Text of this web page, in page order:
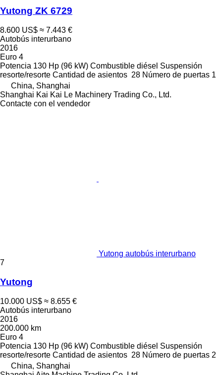
Yutong ZK 6729
8.600 US$ ≈ 7.443 €
Autobús interurbano
2016
Euro 4
Potencia 130 Hp (96 kW) Combustible diésel Suspensión
resorte/resorte Cantidad de asientos 28 Número de puertas 1
China, Shanghai
Shanghai Kai Kai Le Machinery Trading Co., Ltd.
Contacte con el vendedor
Yutong autobús interurbano
7
Yutong
10.000 US$ ≈ 8.655 €
Autobús interurbano
2016
200.000 km
Euro 4
Potencia 130 Hp (96 kW) Combustible diésel Suspensión
resorte/resorte Cantidad de asientos 28 Número de puertas 2
China, Shanghai